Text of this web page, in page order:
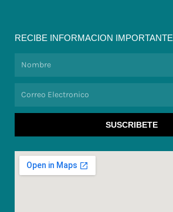
RECIBE INFORMACION IMPORTANTE
SUSCRIBETE